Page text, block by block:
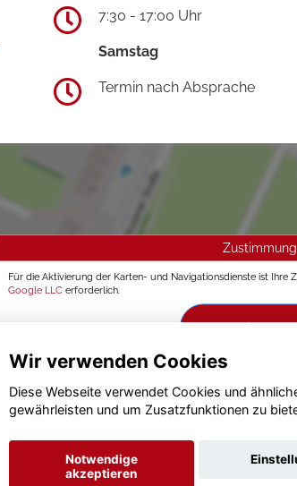
7:30 - 17:00 Uhr
Samstag
Termin nach Absprache
Für die Aktivierung der Karten- und Navigationsdienste ist Ihre
Google LLC erforderlich.
Wir verwenden Cookies
Diese Webseite verwendet Cookies und
gewährleisten und um Zusatzfunktionen zu
Notwendige
akzeptieren